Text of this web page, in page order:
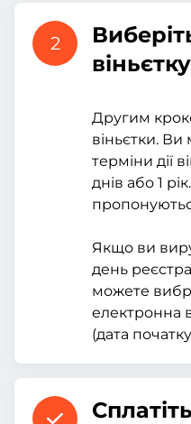
2
віньєтку
Другим
віньєтки. Ви
терміни дії
днів або 1
Якщо ви
день
можете
електронна
(дата